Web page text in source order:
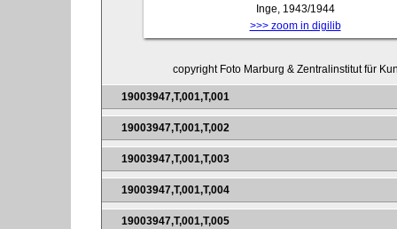
Inge, 1943/1944
>>> zoom in digilib
copyright Foto Marburg & Zentralinstitut für
19003947,T,001,T,001
19003947,T,001,T,002
19003947,T,001,T,003
19003947,T,001,T,004
19003947,T,001,T,005